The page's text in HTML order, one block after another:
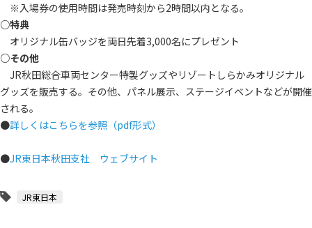
※入場券の使用時間は発売時刻から2時間以内となる。
○特典
オリジナル缶バッジを両日先着3,000名にプレゼント
○その他
JR秋田総合車両センター特製グッズやリゾートしらかみオリジナル
グッズを販売する。その他、パネル展示、ステージイベントなどが開催
される。
●詳しくはこちらを参照（pdf形式）
●JR東日本秋田支社 ウェブサイト
JR東日本